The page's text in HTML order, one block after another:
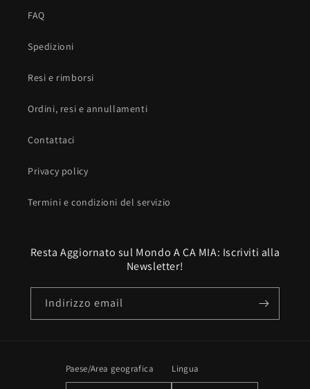
FAQ
Spedizioni
Resi e rimborsi
Ordini, resi e annullamenti
Contattaci
Privacy policy
Termini e condizioni del servizio
Resta Aggiornato sul Mondo A CA MIA: Iscriviti alla
Newsletter!
Indirizzo email
Paese/Area geografica Lingua